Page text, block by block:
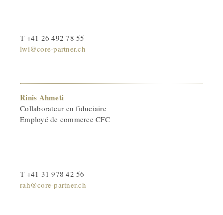
T +41 26 492 78 55
lwi@core-partner.ch
Rinis Ahmeti
Collaborateur en fiduciaire
Employé de commerce CFC
T +41 31 978 42 56
rah@core-partner.ch